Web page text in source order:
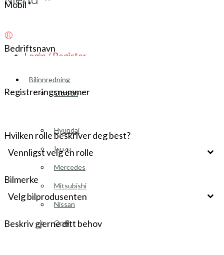
Login / Register
Bilinnredning
Citroen
Hyundai
Isuzu
Mercedes
Mitsubishi
Nissan
Opel
Mobil *
Bedriftsnavn
Registreringsnummer
Hvilken rolle beskriver deg best?
Vennligst velg én rolle
Bilmerke
Velg bilprodusenten
Beskriv gjerne ditt behov